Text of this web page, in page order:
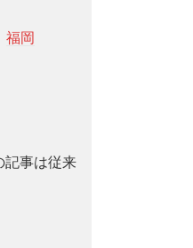
福岡
記事は従来